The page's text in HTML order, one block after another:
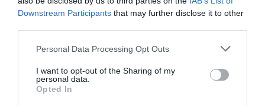
Downstream Participants that may further disclose it to other
Personal Data Processing Opt Outs
I want to opt-out of the Sharing of my
personal data.
Opted In
El perjuicio para las competiciones y sus socios
audiovisuales es lo que la asociación denomina lucro
cesante. Es lo que se estima que se podría ingresar por
caso de no existir la piratería. En el caso del fútbol,
más alta en el mundo del entretenimiento, y algo en lo
que el fútbol español viene trabajando con intentos